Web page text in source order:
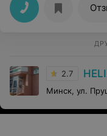
2.7
Минск, ул.